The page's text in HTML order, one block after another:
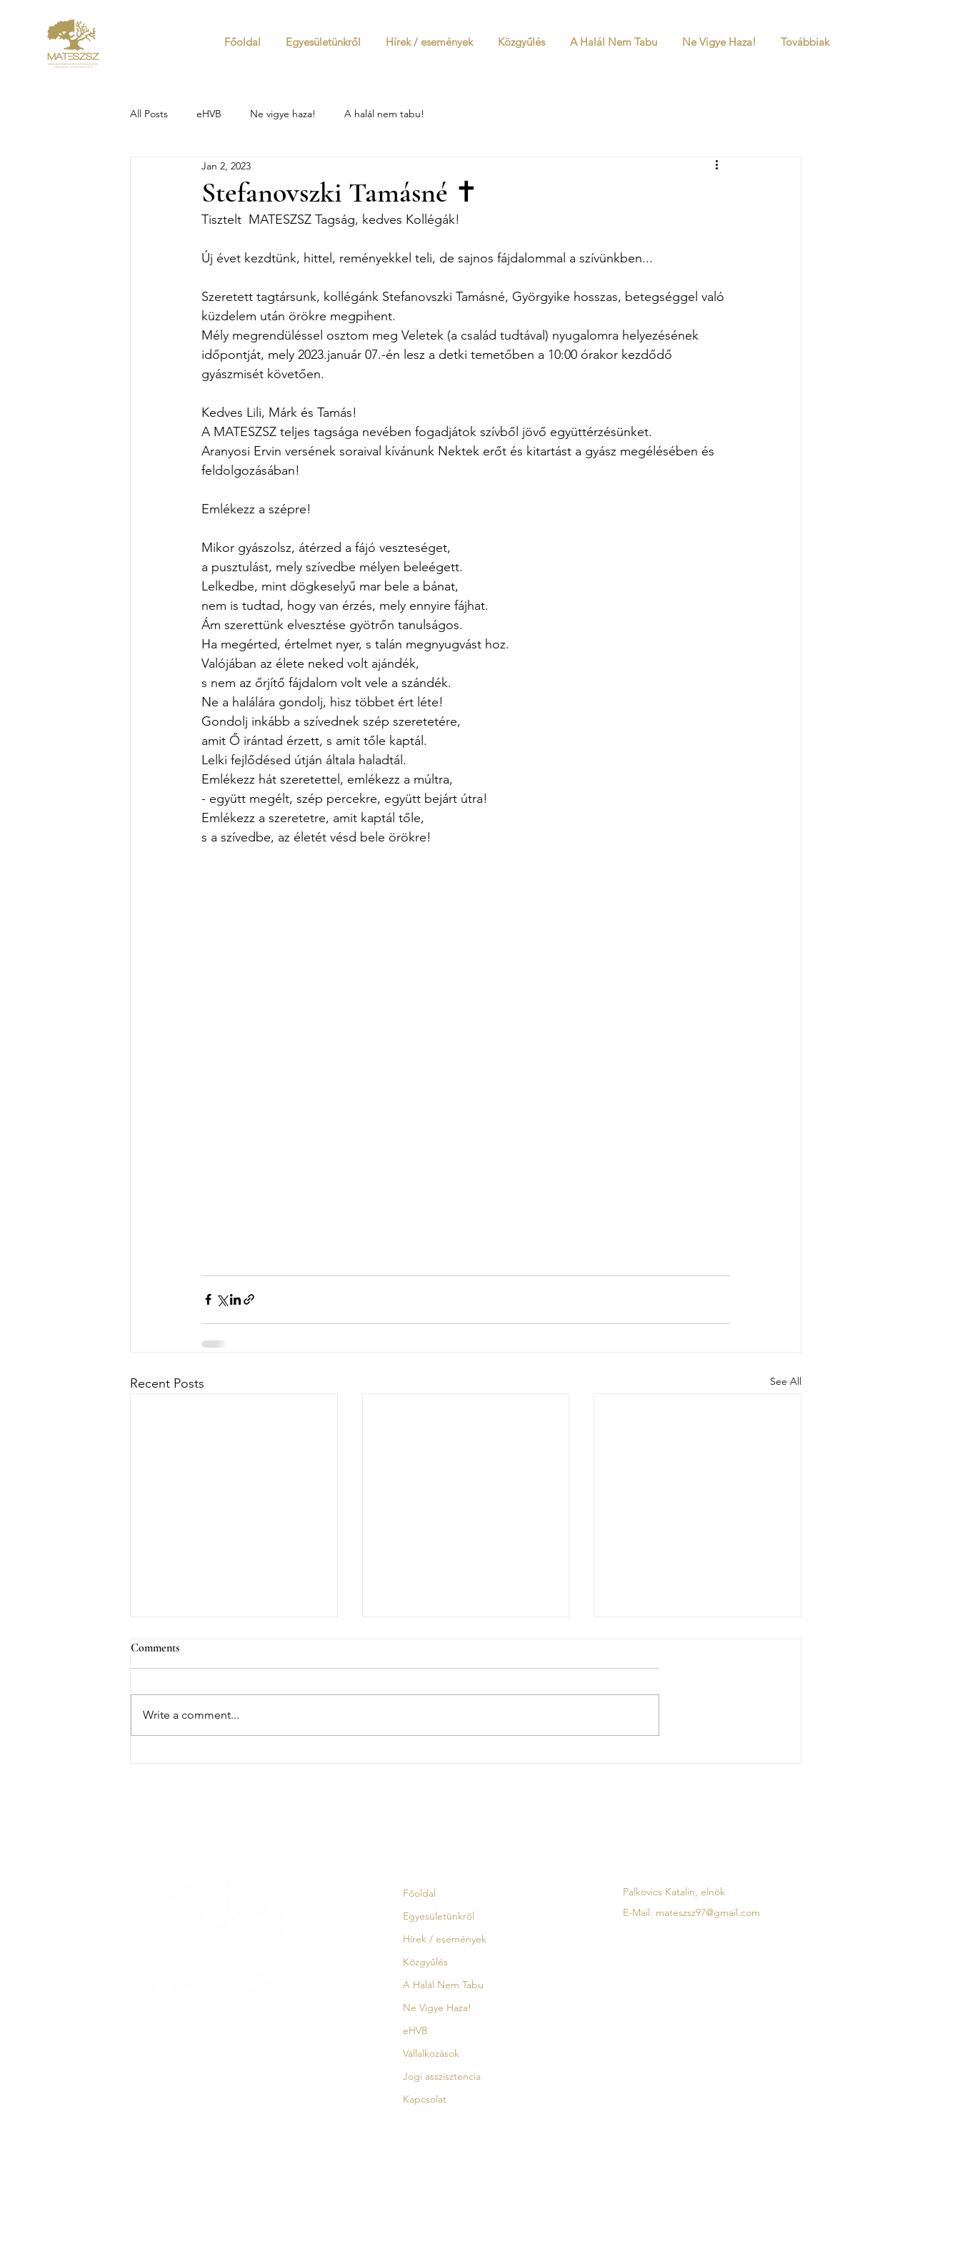
Főoldal Egyesületünkről Hírek / események Közgyűlés A Halál Nem Tabu Ne Vigye Haza! Továbbiak
All Posts eHVB Ne vigye haza! A halál nem tabu!
Stefanovszki Tamásné ✝
Jan 2, 2023
Tisztelt  MATESZSZ Tagság, kedves Kollégák!
Új évet kezdtünk, hittel, reményekkel teli, de sajnos fájdalommal a szívünkben...
Szeretett tagtársunk, kollégánk Stefanovszki Tamásné, Györgyike hosszas, betegséggel való
küzdelem után örökre megpihent.
Mély megrendüléssel osztom meg Veletek (a család tudtával) nyugalomra helyezésének
időpontját, mely 2023.január 07.-én lesz a detki temetőben a 10:00 órakor kezdődő
gyászmisét követően.
Kedves Lili, Márk és Tamás!
A MATESZSZ teljes tagsága nevében fogadjátok szívből jövő együttérzésünket.
Aranyosi Ervin versének soraival kívánunk Nektek erőt és kitartást a gyász megélésében és
feldolgozásában!
Emlékezz a szépre!
Mikor gyászolsz, átérzed a fájó veszteséget,
a pusztulást, mely szívedbe mélyen beleégett.
Lelkedbe, mint dögkeselyű mar bele a bánat,
nem is tudtad, hogy van érzés, mely ennyire fájhat.
Ám szerettünk elvesztése gyötrőn tanulságos.
Ha megérted, értelmet nyer, s talán megnyugvást hoz.
Valójában az élete neked volt ajándék,
s nem az őrjítő fájdalom volt vele a szándék.
Ne a halálára gondolj, hisz többet ért léte!
Gondolj inkább a szívednek szép szeretetére,
amit Ő irántad érzett, s amit tőle kaptál.
Lelki fejlődésed útján általa haladtál.
Emlékezz hát szeretettel, emlékezz a múltra,
- együtt megélt, szép percekre, együtt bejárt útra!
Emlékezz a szeretetre, amit kaptál tőle,
s a szívedbe, az életét vésd bele örökre!
Recent Posts See All
Comments
Write a comment...
Főoldal
Egyesületünkről
Hírek / események
Közgyűlés
A Halál Nem Tabu
Ne Vigye Haza!
eHVB
Vállalkozások
Jogi asszisztencia
Kapcsolat
Palkovics Katalin, elnök
E-Mail: mateszsz97@gmail.com